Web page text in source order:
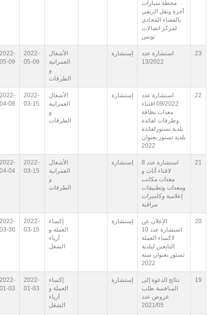
محطة سيارات
أجرة ونقل الريفي
بالفضاء المحاذي
لمركز اتصالات
تونس
23
استشارة عدد
13/2022
إستشارة
الأشغال
العمرانية
و
الطرقات
2022-
05-09
2022-
05-09
22
استشارة عدد
09/2022 اقتناء
معدات نظافة
وطرقات لفائدة
بلدية تستورلفائدة
بلدية تستور بعنوان
2022
إستشارة
الأشغال
العمرانية
و
الطرقات
2022-
03-15
2022-
04-08
21
استشارة عدد 8
لاقتاء أثاث و
معدات مكاتب
ومعدات وتطبيقات
إعلامية وكاميرات
مراقبة
إستشارة
الأشغال
العمرانية
و
الطرقات
2022-
03-15
2022-
04-04
20
الإعلان عن
استشارة عدد 10
لاكساء العملة
التابعين لبلدية
تستور بعنوان سنة
2022
إستشارة
إكساء
العملة و
أزياء
الشغل
2022-
03-15
2022-
03-30
19
نتائج الدعوة إلى
المنافسة طلب
عروض عدد
2021/05
إستشارة
إكساء
العملة و
أزياء
الشغل
2022-
01-03
2022-
01-03